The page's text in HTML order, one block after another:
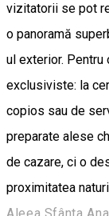
vizitatorii se pot
o panoramă
ul exterior.
exclusiviste: la
copios sau de
preparate alese
de cazare, ci o
proximitatea